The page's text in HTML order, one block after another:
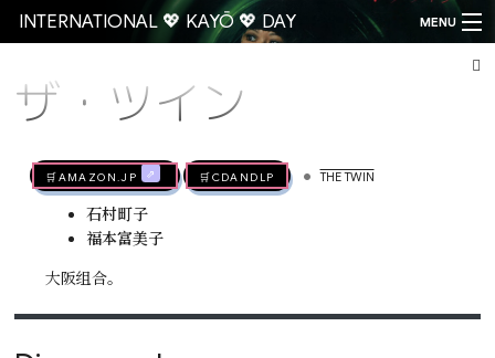
INTERNATIONAL 💖 KAYŌ 💖 DAY MENU
ザ・ツイン
🛒AMAZON.jp 🛒CDandLP • THE TWIN
石村町子
福本富美子
大阪组合。